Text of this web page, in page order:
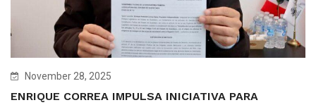
November 28, 2025
ENRIQUE CORREA IMPULSA INICIATIVA PARA